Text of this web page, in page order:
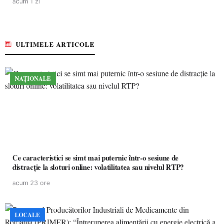
ULTIMELE ARTICOLE
NAȚIONALE
Ce caracteristici se simt mai puternic într-o sesiune de
distracție la sloturi online: volatilitatea sau nivelul RTP?
acum 23 ore
LOCALE